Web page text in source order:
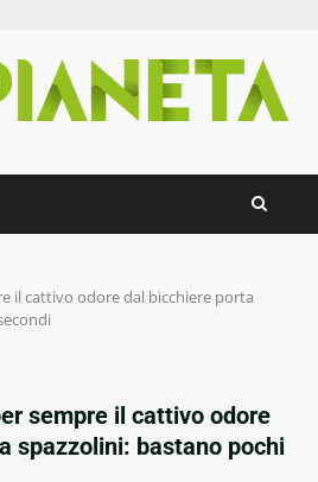
il cattivo odore dal bicchiere porta
sempre il cattivo odore
spazzolini: bastano pochi